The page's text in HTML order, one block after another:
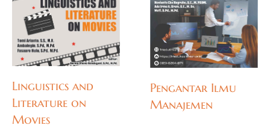
Linguistics and
Literature on
Movies
Pengantar Ilmu
Manajemen